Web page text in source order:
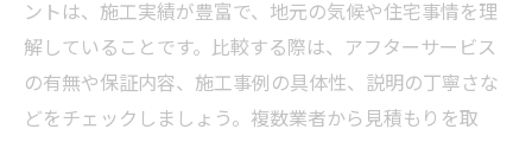
ントは、施工実績が豊富で、地元の気候や住宅事情を理
解していることです。比較する際は、アフターサービス
の有無や保証内容、施工事例の具体性、説明の丁寧さな
どをチェックしましょう。複数業者から見積もりを取